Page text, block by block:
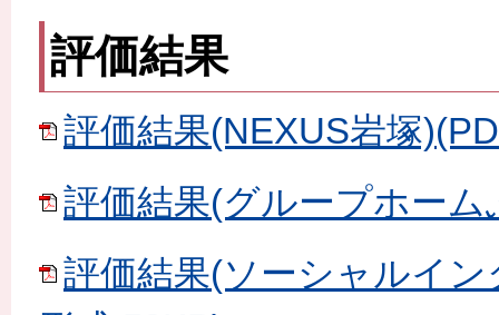
評価結果
評価結果(NEXUS岩塚
評価結果(グループホー
評価結果(ソーシャルイ